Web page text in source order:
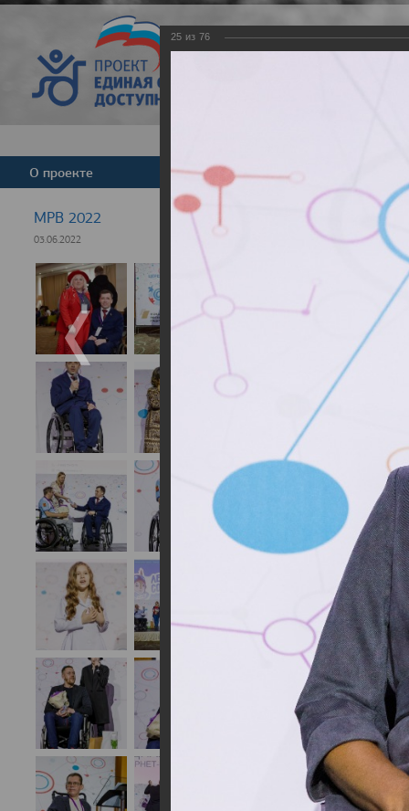
О проекте Команда Новости
МРВ 2022
03.06.2022
25 из 76